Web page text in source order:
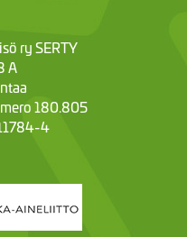
ry SERTY
A
180.805
4